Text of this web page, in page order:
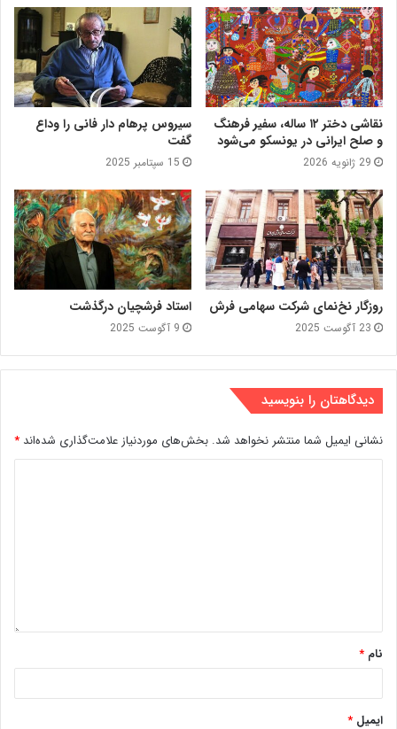
نقاشی دختر ۱۲ ساله، سفیر فرهنگ
و صلح ایرانی در یونسکو می‌شود
29 ژانویه 2026
سیروس پرهام دار فانی را وداع
گفت
15 سپتامبر 2025
روزگار نخ‌نمای شرکت سهامی فرش
23 آگوست 2025
استاد فرشچیان درگذشت
9 آگوست 2025
دیدگاهتان را بنویسید
نشانی ایمیل شما منتشر نخواهد شد. بخش‌های موردنیاز علامت‌گذاری شده‌اند *
نام *
ایمیل *